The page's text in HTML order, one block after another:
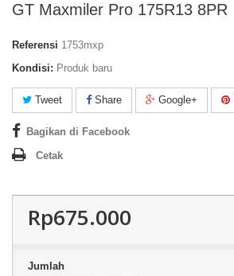
GT Maxmiler Pro 175R13 8PR
Referensi 1753mxp
Kondisi: Produk baru
Tweet Share Google+
Bagikan di Facebook
Cetak
Rp675.000
Jumlah